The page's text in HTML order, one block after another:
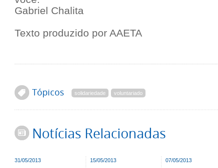
Gabriel Chalita
Texto produzido por AAETA
Tópicos solidariedade voluntariado
Notícias Relacionadas
31/05/2013 15/05/2013 07/05/2013